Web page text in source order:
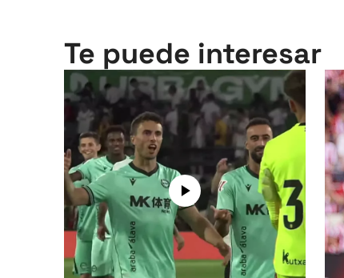
Te puede interesar